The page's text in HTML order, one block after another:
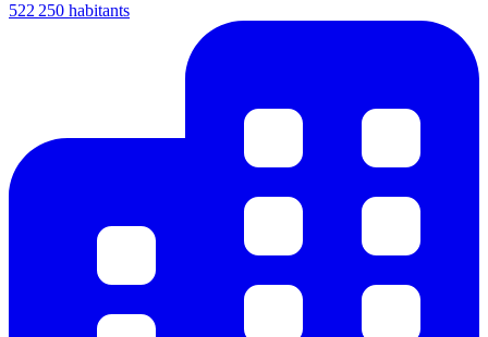
522 250 habitants